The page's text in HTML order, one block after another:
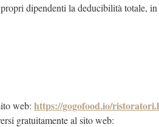
dipendenti la deducibilità totale, in
web: https://gogofood.io/
gratuitamente al sito web: